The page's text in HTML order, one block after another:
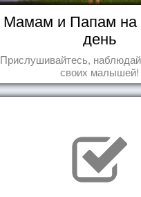
Мамам и Папам на
день
Прислушивайтесь,
своих малышей!